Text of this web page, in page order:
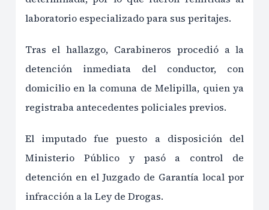
laboratorio especializado para sus peritajes.
Tras el hallazgo, Carabineros procedió a la
detención inmediata del conductor, con
domicilio en la comuna de Melipilla, quien ya
registraba antecedentes policiales previos.
El imputado fue puesto a disposición del
Ministerio Público y pasó a control de
detención en el Juzgado de Garantía local por
infracción a la Ley de Drogas.